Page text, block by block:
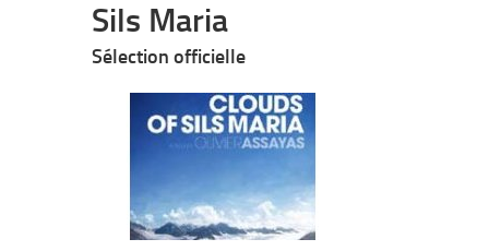
Sils Maria
Sélection officielle